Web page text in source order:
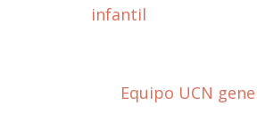
infantil
Equipo UCN